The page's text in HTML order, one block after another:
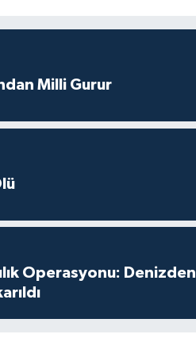
Milli Gurur
Operasyonu: Denizden